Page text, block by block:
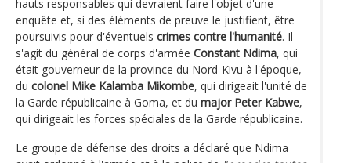
hauts responsables qui devraient faire l'objet d'une
enquête et, si des éléments de preuve le justifient, être
poursuivis pour d'éventuels crimes contre l'humanité. Il
s'agit du général de corps d'armée Constant Ndima, qui
était gouverneur de la province du Nord-Kivu à l'époque,
du colonel Mike Kalamba Mikombe, qui dirigeait l'unité de
la Garde républicaine à Goma, et du major Peter Kabwe,
qui dirigeait les forces spéciales de la Garde républicaine.
Le groupe de défense des droits a déclaré que Ndima